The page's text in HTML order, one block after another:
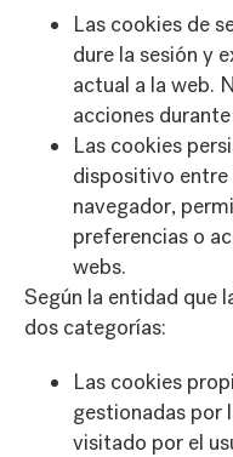
Las cookies de
dure la sesión y
actual a la web.
acciones
Las cookies
dispositivo entre
navegador,
preferencias o
webs.
Según la entidad que
dos categorías:
Las cookies
gestionadas por
visitado por el